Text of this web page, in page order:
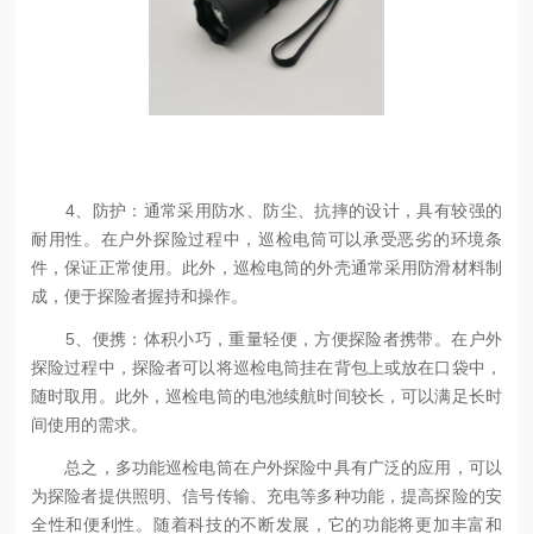
4、防护：通常采用防水、防尘、抗摔的设计，具有较强的
耐用性。在户外探险过程中，巡检电筒可以承受恶劣的环境条
件，保证正常使用。此外，巡检电筒的外壳通常采用防滑材料制
成，便于探险者握持和操作。
5、便携：体积小巧，重量轻便，方便探险者携带。在户外
探险过程中，探险者可以将巡检电筒挂在背包上或放在口袋中，
随时取用。此外，巡检电筒的电池续航时间较长，可以满足长时
间使用的需求。
总之，多功能巡检电筒在户外探险中具有广泛的应用，可以
为探险者提供照明、信号传输、充电等多种功能，提高探险的安
全性和便利性。随着科技的不断发展，它的功能将更加丰富和